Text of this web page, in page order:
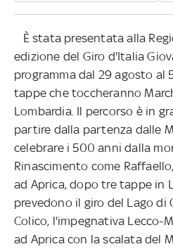
È stata presentata alla
edizione del Giro d'Italia
programma dal 29 agosto al
tappe che toccheranno
Lombardia. Il percorso è in
partire dalla partenza dalle
celebrare i 500 anni dalla
Rinascimento come
ad Aprica, dopo tre tappe in
prevedono il giro del Lago di
Colico, l'impegnativa Lecco-
ad Aprica con la scalata del